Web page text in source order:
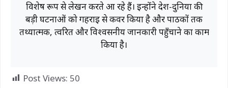
विशेष रूप से लेखन करते आ रहे हैं। इन्होंने देश-दुनिया की
बड़ी घटनाओं को गहराई से कवर किया है और पाठकों तक
तथ्यात्मक, त्वरित और विश्वसनीय जानकारी पहुँचाने का काम
किया है।
Post Views: 50